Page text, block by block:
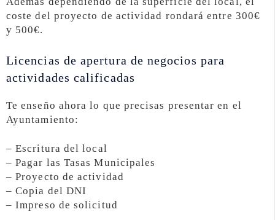
coste del proyecto de actividad rondará entre 300€
y 500€.
Licencias de apertura de negocios para
actividades calificadas
Te enseño ahora lo que precisas presentar en el
Ayuntamiento:
– Escritura del local
– Pagar las Tasas Municipales
– Proyecto de actividad
– Copia del DNI
– Impreso de solicitud